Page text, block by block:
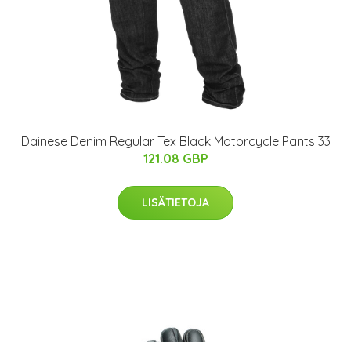
Dainese Denim Regular Tex Black Motorcycle Pants 33
121.08 GBP
LISÄTIETOJA